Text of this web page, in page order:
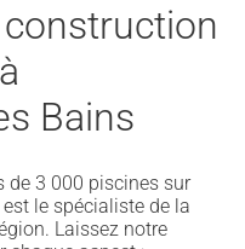
Bains
de 3 000 piscines sur
le spécialiste de la
Laissez notre